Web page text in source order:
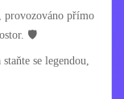
provozováno přímo
🛡️
se legendou,